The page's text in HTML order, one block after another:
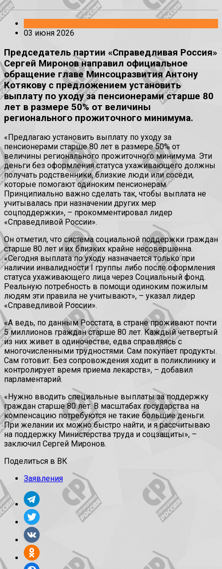
03 июня 2026
Председатель партии «Справедливая Россия»
Сергей Миронов направил официальное
обращение главе Минсоцразвития Антону
Котякову с предложением установить
выплату по уходу за пенсионерами старше 80
лет в размере 50% от величины
регионального прожиточного минимума.
«Предлагаю установить выплату по уходу за
пенсионерами старше 80 лет в размере 50% от
величины регионального прожиточного минимума. Эти
деньги без оформления статуса ухаживающего должны
получать родственники, близкие люди или соседи,
которые помогают одиноким пенсионерам.
Принципиально важно сделать так, чтобы выплата не
учитывалась при назначении других мер
соцподдержки», – прокомментировал лидер
«Справедливой России».
Он отметил, что система социальной поддержки граждан
старше 80 лет и их близких крайне несовершенна.
«Сегодня выплата по уходу назначается только при
наличии инвалидности I группы либо после оформления
статуса ухаживающего лица через Социальный фонд.
Реальную потребность в помощи одиноким пожилым
людям эти правила не учитывают», – указал лидер
«Справедливой России».
«А ведь, по данным Росстата, в стране проживают почти
5 миллионов граждан старше 80 лет. Каждый четвертый
из них живет в одиночестве, едва справляясь с
многочисленными трудностями. Сам покупает продукты.
Сам готовит. Без сопровождения ходит в поликлинику и
контролирует время приема лекарств», – добавил
парламентарий.
«Нужно вводить специальные выплаты за поддержку
граждан старше 80 лет. В масштабах государства на
компенсацию потребуются не такие большие деньги.
При желании их можно быстро найти, и я рассчитываю
на поддержку Министерства труда и соцзащиты», –
заключил Сергей Миронов.
Поделиться в ВК
Заявления